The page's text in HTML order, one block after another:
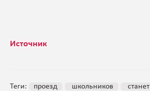
Источник
Теги: проезд школьников
станет